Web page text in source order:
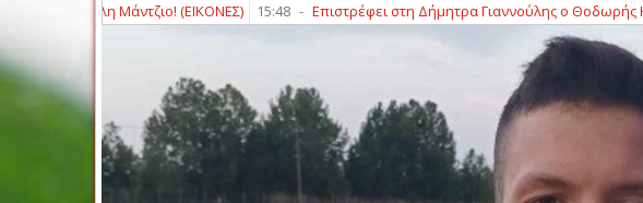
Βαγγέλη Μάντζιο! (ΕΙΚΟΝΕΣ) 15:48 Επιστρέφει στη Δήμητρα Γιαννούλης ο Θοδωρής